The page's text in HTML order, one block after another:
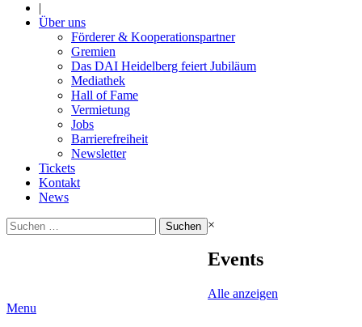
|
Über uns
Förderer & Kooperationspartner
Gremien
Das DAI Heidelberg feiert Jubiläum
Mediathek
Hall of Fame
Vermietung
Jobs
Barrierefreiheit
Newsletter
Tickets
Kontakt
News
Suchen
nach:
×
Events
Alle anzeigen
Menu